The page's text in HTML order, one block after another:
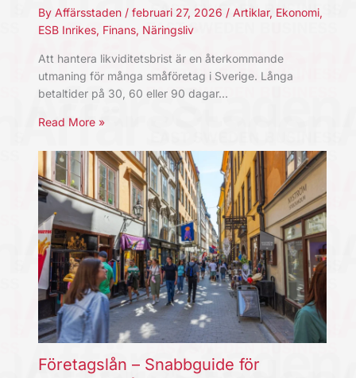
By Affärsstaden / februari 27, 2026 / Artiklar, Ekonomi,
ESB Inrikes, Finans, Näringsliv
Att hantera likviditetsbrist är en återkommande
utmaning för många småföretag i Sverige. Långa
betaltider på 30, 60 eller 90 dagar…
Read More »
Företagslån – Snabbguide för